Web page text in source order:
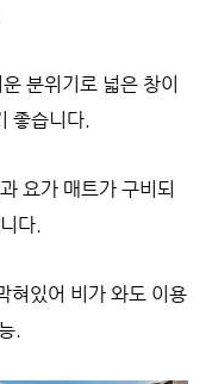
분위기로 넓은 창이
좋습니다.
요가 매트가 구비되
다.
혀있어 비가 와도 이용
.